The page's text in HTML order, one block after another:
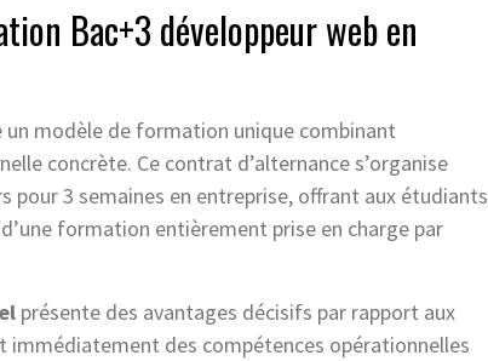
Bac+3 développeur web en
un modèle de formation unique combinant
concrète. Ce contrat d’alternance s’organise
pour 3 semaines en entreprise, offrant aux étudiants
formation entièrement prise en charge par
présente des avantages décisifs par rapport aux
des compétences opérationnelles